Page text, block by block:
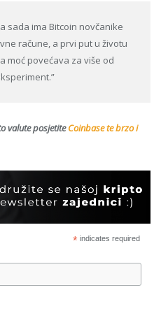
sada ima Bitcoin novčanike
račune, a prvi put u životu
moć povećava za više od
valute posjetiteCoinbase te brzo i
*indicates required